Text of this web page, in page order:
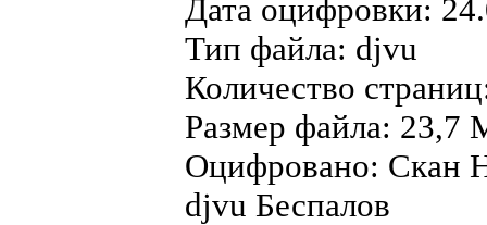
Дата оцифровки:
Тип файла: djvu
Количество
Размер файла: 23,7
Оцифровано: Скан
djvu Беспалов